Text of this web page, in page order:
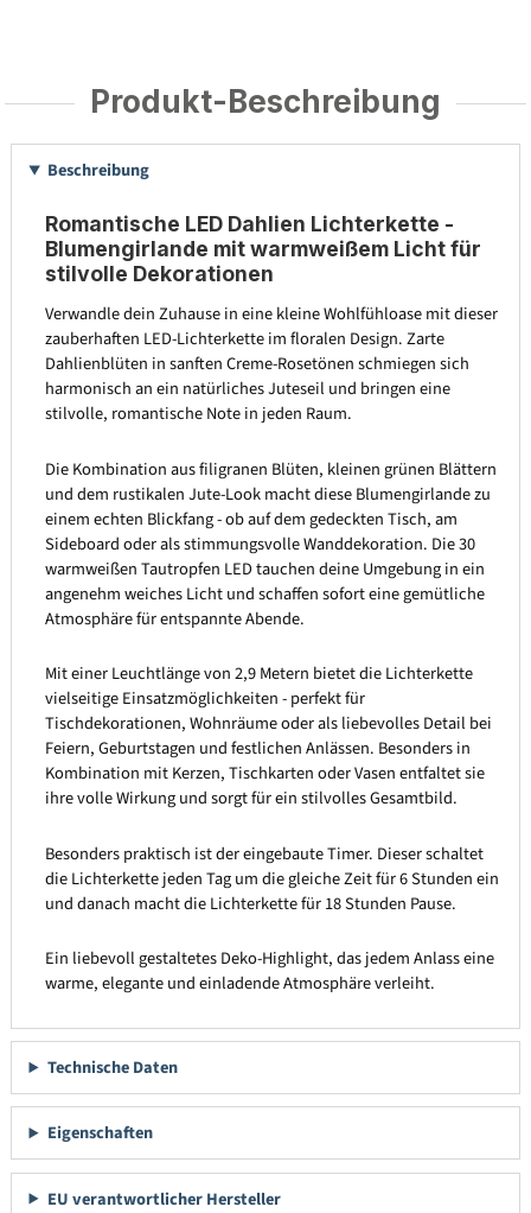
Produkt-Beschreibung
Beschreibung
Romantische LED Dahlien Lichterkette -
Blumengirlande mit warmweißem Licht für
stilvolle Dekorationen
Verwandle dein Zuhause in eine kleine Wohlfühloase mit dieser
zauberhaften LED-Lichterkette im floralen Design. Zarte
Dahlienblüten in sanften Creme-Rosetönen schmiegen sich
harmonisch an ein natürliches Juteseil und bringen eine
stilvolle, romantische Note in jeden Raum.
Die Kombination aus filigranen Blüten, kleinen grünen Blättern
und dem rustikalen Jute-Look macht diese Blumengirlande zu
einem echten Blickfang - ob auf dem gedeckten Tisch, am
Sideboard oder als stimmungsvolle Wanddekoration. Die 30
warmweißen Tautropfen LED tauchen deine Umgebung in ein
angenehm weiches Licht und schaffen sofort eine gemütliche
Atmosphäre für entspannte Abende.
Mit einer Leuchtlänge von 2,9 Metern bietet die Lichterkette
vielseitige Einsatzmöglichkeiten - perfekt für
Tischdekorationen, Wohnräume oder als liebevolles Detail bei
Feiern, Geburtstagen und festlichen Anlässen. Besonders in
Kombination mit Kerzen, Tischkarten oder Vasen entfaltet sie
ihre volle Wirkung und sorgt für ein stilvolles Gesamtbild.
Besonders praktisch ist der eingebaute Timer. Dieser schaltet
die Lichterkette jeden Tag um die gleiche Zeit für 6 Stunden ein
und danach macht die Lichterkette für 18 Stunden Pause.
Ein liebevoll gestaltetes Deko-Highlight, das jedem Anlass eine
warme, elegante und einladende Atmosphäre verleiht.
Technische Daten
Eigenschaften
EU verantwortlicher Hersteller